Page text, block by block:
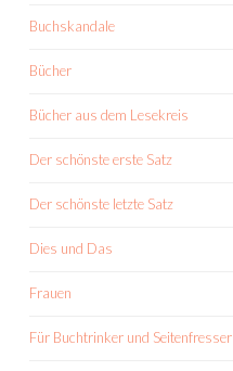
Buchskandale
Bücher
Bücher aus dem Lesekreis
Der schönste erste Satz
Der schönste letzte Satz
Dies und Das
Frauen
Für Buchtrinker und Seitenfresser